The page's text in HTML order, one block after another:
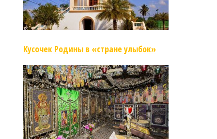
Кусочек Родины в «стране улыбок»